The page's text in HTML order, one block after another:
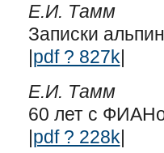
Е.И. Тамм
Записки
|pdf ? 827k|
Е.И. Тамм
60 лет с
|pdf ? 228k|